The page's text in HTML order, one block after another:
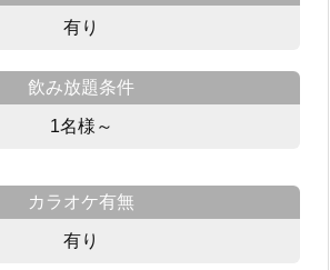
有り
飲み放題条件
1名様～
カラオケ有無
有り